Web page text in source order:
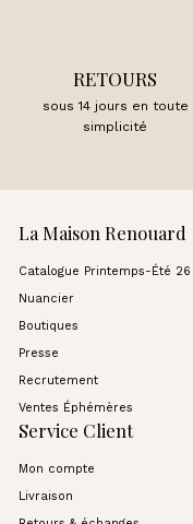
RETOURS
sous 14 jours en toute
simplicité
La Maison Renouard
Catalogue Printemps-Été 26
Nuancier
Boutiques
Presse
Recrutement
Ventes Éphémères
Service Client
Mon compte
Livraison